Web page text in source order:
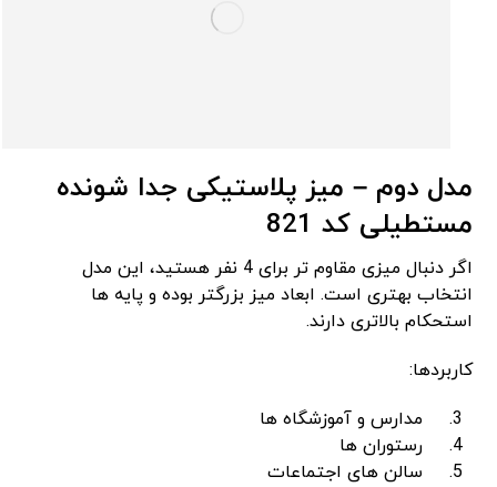
مدل دوم– میز پلاستیکی جدا شونده
مستطیلی کد 821
اگر دنبال میزی مقاوم ‌تر برای 4 نفر هستید، این مدل
انتخاب بهتری است. ابعاد میز بزرگتر بوده و پایه‌ ها
استحکام بالاتری دارند.
کاربردها:
مدارس و آموزشگاه ‌ها
رستوران ‌ها
سالن ‌های اجتماعات